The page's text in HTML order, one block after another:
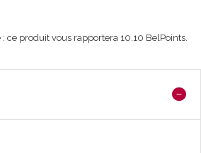
ce produit vous rapportera 10.10 BelPoints.